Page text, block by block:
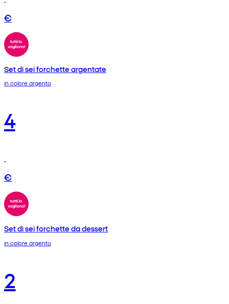
€
Set di sei forchette argentate
in colore argento
4
€
Set di sei forchette da dessert
in colore argento
2